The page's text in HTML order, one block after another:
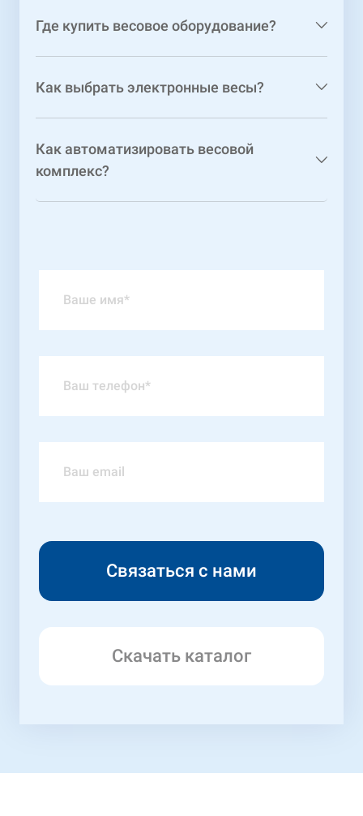
Где купить весовое оборудование?
Как выбрать электронные весы?
Как автоматизировать весовой
комплекс?
Скачать каталог